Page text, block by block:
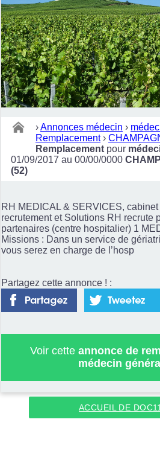
›Annonces médecin ›
Remplacement ›
Remplacement pour
01/09/2017 au 00/00/0000
(52)
RH MEDICAL & SERVICES,
recrutement et Solutions RH recrute
partenaires (centre hospitalier) 1
Missions : Dans un service de
vous serez en charge de l’hosp
Partagez cette annonce ! :
Voir cette annonce de
médecin
ACCUEIL DE